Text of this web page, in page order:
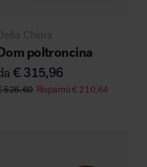
Chiara
poltroncina
€ 315,96
526,60 Risparmi€210,64